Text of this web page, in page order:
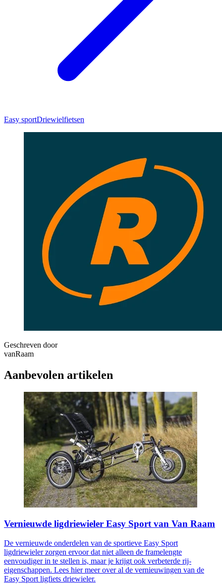
Easy sportDriewielfietsen
Geschreven door
vanRaam
Aanbevolen artikelen
Vernieuwde ligdriewieler Easy Sport van Van Raam
De vernieuwde onderdelen van de sportieve Easy Sport
ligdriewieler zorgen ervoor dat niet alleen de framelengte
eenvoudiger in te stellen is, maar je krijgt ook verbeterde rij-
eigenschappen. Lees hier meer over al de vernieuwingen van de
Easy Sport ligfiets driewieler​.